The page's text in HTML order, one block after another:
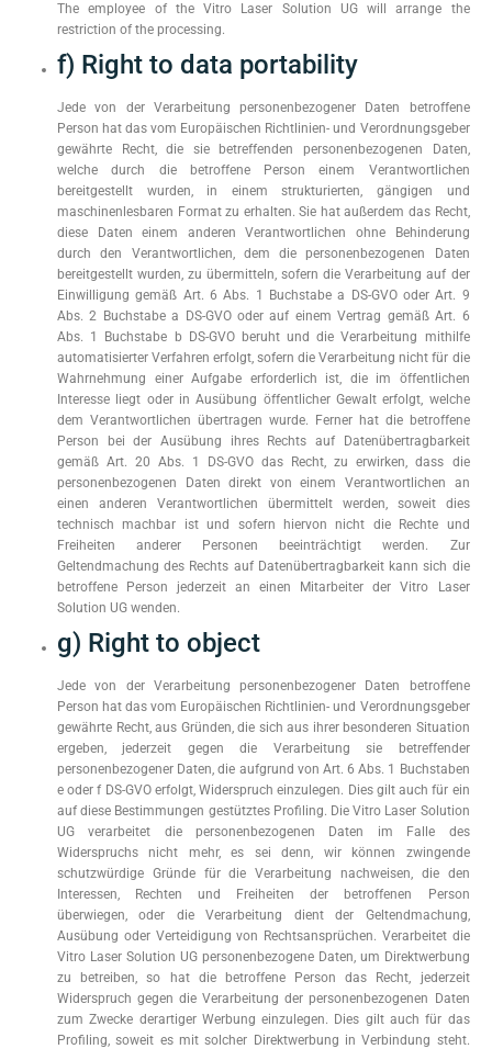
The employee of the Vitro Laser Solution UG will arrange the
restriction of the processing.
f) Right to data portability
Jede von der Verarbeitung personenbezogener Daten betroffene
Person hat das vom Europäischen Richtlinien- und Verordnungsgeber
gewährte Recht, die sie betreffenden personenbezogenen Daten,
welche durch die betroffene Person einem Verantwortlichen
bereitgestellt wurden, in einem strukturierten, gängigen und
maschinenlesbaren Format zu erhalten. Sie hat außerdem das Recht,
diese Daten einem anderen Verantwortlichen ohne Behinderung
durch den Verantwortlichen, dem die personenbezogenen Daten
bereitgestellt wurden, zu übermitteln, sofern die Verarbeitung auf der
Einwilligung gemäß Art. 6 Abs. 1 Buchstabe a DS-GVO oder Art. 9
Abs. 2 Buchstabe a DS-GVO oder auf einem Vertrag gemäß Art. 6
Abs. 1 Buchstabe b DS-GVO beruht und die Verarbeitung mithilfe
automatisierter Verfahren erfolgt, sofern die Verarbeitung nicht für die
Wahrnehmung einer Aufgabe erforderlich ist, die im öffentlichen
Interesse liegt oder in Ausübung öffentlicher Gewalt erfolgt, welche
dem Verantwortlichen übertragen wurde. Ferner hat die betroffene
Person bei der Ausübung ihres Rechts auf Datenübertragbarkeit
gemäß Art. 20 Abs. 1 DS-GVO das Recht, zu erwirken, dass die
personenbezogenen Daten direkt von einem Verantwortlichen an
einen anderen Verantwortlichen übermittelt werden, soweit dies
technisch machbar ist und sofern hiervon nicht die Rechte und
Freiheiten anderer Personen beeinträchtigt werden. Zur
Geltendmachung des Rechts auf Datenübertragbarkeit kann sich die
betroffene Person jederzeit an einen Mitarbeiter der Vitro Laser
Solution UG wenden.
g) Right to object
Jede von der Verarbeitung personenbezogener Daten betroffene
Person hat das vom Europäischen Richtlinien- und Verordnungsgeber
gewährte Recht, aus Gründen, die sich aus ihrer besonderen Situation
ergeben, jederzeit gegen die Verarbeitung sie betreffender
personenbezogener Daten, die aufgrund von Art. 6 Abs. 1 Buchstaben
e oder f DS-GVO erfolgt, Widerspruch einzulegen. Dies gilt auch für ein
auf diese Bestimmungen gestütztes Profiling. Die Vitro Laser Solution
UG verarbeitet die personenbezogenen Daten im Falle des
Widerspruchs nicht mehr, es sei denn, wir können zwingende
schutzwürdige Gründe für die Verarbeitung nachweisen, die den
Interessen, Rechten und Freiheiten der betroffenen Person
überwiegen, oder die Verarbeitung dient der Geltendmachung,
Ausübung oder Verteidigung von Rechtsansprüchen. Verarbeitet die
Vitro Laser Solution UG personenbezogene Daten, um Direktwerbung
zu betreiben, so hat die betroffene Person das Recht, jederzeit
Widerspruch gegen die Verarbeitung der personenbezogenen Daten
zum Zwecke derartiger Werbung einzulegen. Dies gilt auch für das
Profiling, soweit es mit solcher Direktwerbung in Verbindung steht.